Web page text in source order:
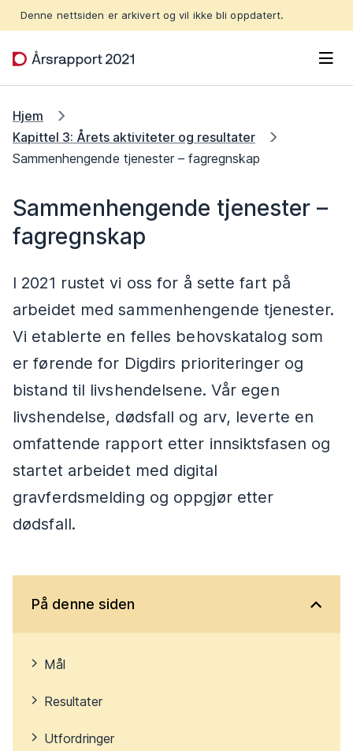
Hopp til hovedinnhold
Denne nettsiden er arkivert og vil ikke bli oppdatert.
Hjem
Kapittel 3: Årets aktiviteter og resultater
Sammenhengende tjenester – fagregnskap
Sammenhengende tjenester –
fagregnskap
I 2021 rustet vi oss for å sette fart på
arbeidet med sammenhengende tjenester.
Vi etablerte en felles behovskatalog som
er førende for Digdirs prioriteringer og
bistand til livshendelsene. Vår egen
livshendelse, dødsfall og arv, leverte en
omfattende rapport etter innsiktsfasen og
startet arbeidet med digital
gravferdsmelding og oppgjør etter
dødsfall.
På denne siden
Mål
Resultater
Utfordringer